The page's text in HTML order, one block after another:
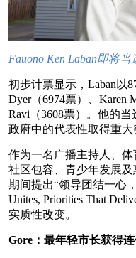
Fauono Ken Laban即将当
初步计票显示，Laban以
Dyer（6974票）、Karen
Ravi（3608票）。他的
政府中的代表性取得重大
作为一名广播主持人、
社区包容、青少年发展
期间提出“领导团结一心
Unites, Priorities That
实质性改变。
Gore：最年轻市长获得